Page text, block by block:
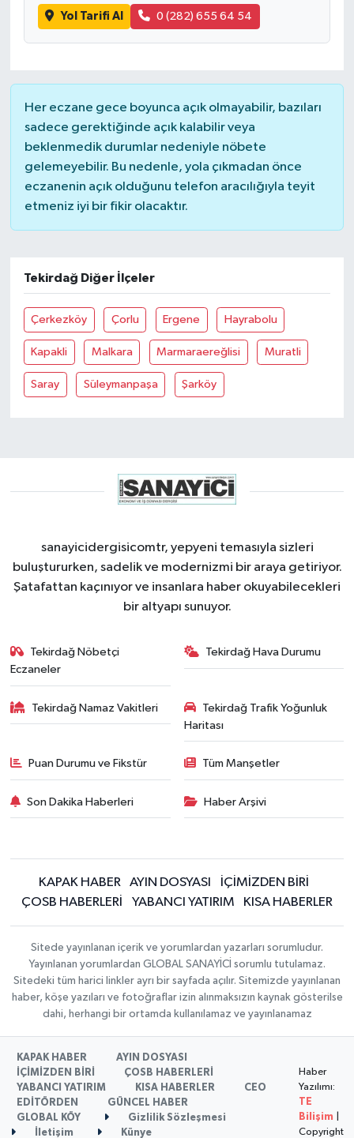
Yol Tarifi Al 0 (282) 655 64 54
Her eczane gece boyunca açık olmayabilir, bazıları
sadece gerektiğinde açık kalabilir veya
beklenmedik durumlar nedeniyle nöbete
gelemeyebilir. Bu nedenle, yola çıkmadan önce
eczanenin açık olduğunu telefon aracılığıyla teyit
etmeniz iyi bir fikir olacaktır.
Tekirdağ Diğer İlçeler
Çerkezköy Çorlu Ergene Hayrabolu
Kapakli Malkara Marmaraereğlisi Muratli
Saray Süleymanpaşa Şarköy
sanayicidergisicomtr, yepyeni temasıyla sizleri
buluştururken, sadelik ve modernizmi bir araya getiriyor.
Şatafattan kaçınıyor ve insanlara haber okuyabilecekleri
bir altyapı sunuyor.
Tekirdağ Nöbetçi
Eczaneler
Tekirdağ Hava Durumu
Tekirdağ Namaz Vakitleri
Tekirdağ Trafik Yoğunluk
Haritası
Puan Durumu ve Fikstür Tüm Manşetler
Son Dakika Haberleri Haber Arşivi
KAPAK HABER AYIN DOSYASI
İÇİMİZDEN BİRİ
ÇOSB HABERLERİ
YABANCI YATIRIM KISA HABERLER
Sitede yayınlanan içerik ve yorumlardan yazarları sorumludur.
Yayınlanan yorumlardan GLOBAL SANAYİCİ sorumlu tutulamaz.
Sitedeki tüm harici linkler ayrı bir sayfada açılır. Sitemizde yayınlanan
haber, köşe yazıları ve fotoğraflar izin alınmaksızın kaynak gösterilse
dahi, herhangi bir ortamda kullanılamaz ve yayınlanamaz
KAPAK HABER
AYIN DOSYASI
İÇİMİZDEN BİRİ
ÇOSB HABERLERİ
YABANCI YATIRIM
KISA HABERLER
CEO
EDİTÖRDEN
GÜNCEL HABER
GLOBAL KÖY
Gizlilik Sözleşmesi
İletişim
Künye
Haber
Yazılımı:
TE
Bilişim
Copyright